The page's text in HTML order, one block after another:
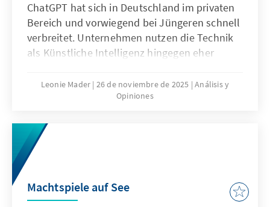
ChatGPT hat sich in Deutschland im privaten
Bereich und vorwiegend bei Jüngeren schnell
verbreitet. Unternehmen nutzen die Technik
als Künstliche Intelligenz hingegen eher
hierfür sind nicht nur technische
Eigenschaften von ChatGPT, sondern auch
oder die Spezifikation. Für Europa geht es
deshalb nicht darum, ChatGPT mit
Verzögerung nachzubauen. Vielmehr gilt es
außereuropäische so anzupassen, dass sie als
Produkte besser zu den institutionalisierten
Leonie Mader 26 de noviembre de 2025 Análisis y
Opiniones
Machtspiele auf See